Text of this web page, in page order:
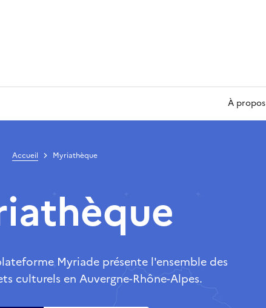
À propos
Accueil Myriathèque
Myriade présente l'ensemble des
culturels en Auvergne-Rhône-Alpes.